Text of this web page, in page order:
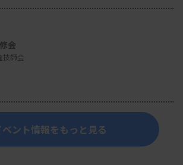
会
技師会
ベント情報をもっと見る